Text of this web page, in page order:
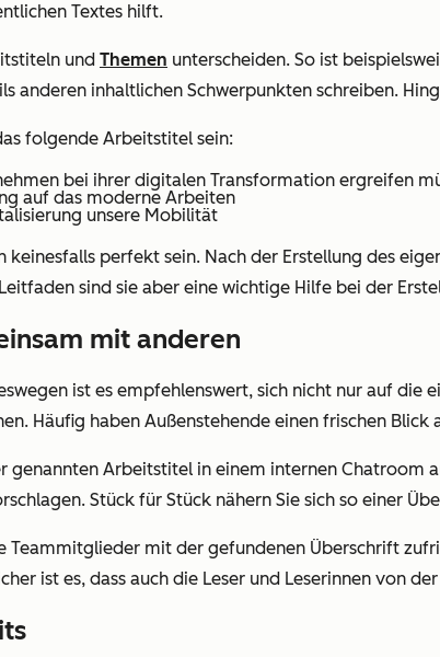
Textes hilft.
und Themen unterscheiden. So ist
anderen inhaltlichen Schwerpunkten schreiben.
folgende Arbeitstitel sein:
bei ihrer digitalen Transformation ergreifen
auf das moderne Arbeiten
unsere Mobilität
keinesfalls perfekt sein. Nach der Erstellung des
sind sie aber eine wichtige Hilfe bei der
mit anderen
ist es empfehlenswert, sich nicht nur auf die
Häufig haben Außenstehende einen frischen
genannten Arbeitstitel in einem internen
Stück für Stück nähern Sie sich so einer
Teammitglieder mit der gefundenen Überschrift
ist es, dass auch die Leser und Leserinnen von